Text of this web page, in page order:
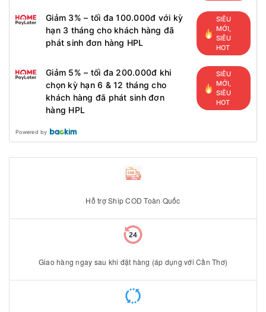
Giảm 3% – tối đa 100.000đ với kỳ
hạn 3 tháng cho khách hàng đã
phát sinh đơn hàng HPL
SIÊU
MỚI,
SIÊU
HOT
Giảm 5% – tối đa 200.000đ khi
chọn kỳ hạn 6 & 12 tháng cho
khách hàng đã phát sinh đơn
hàng HPL
SIÊU
MỚI,
SIÊU
HOT
Powered by
Hỗ trợ Ship COD Toàn Quốc
Giao hàng ngay sau khi đặt hàng (áp dụng với Cần Thơ)